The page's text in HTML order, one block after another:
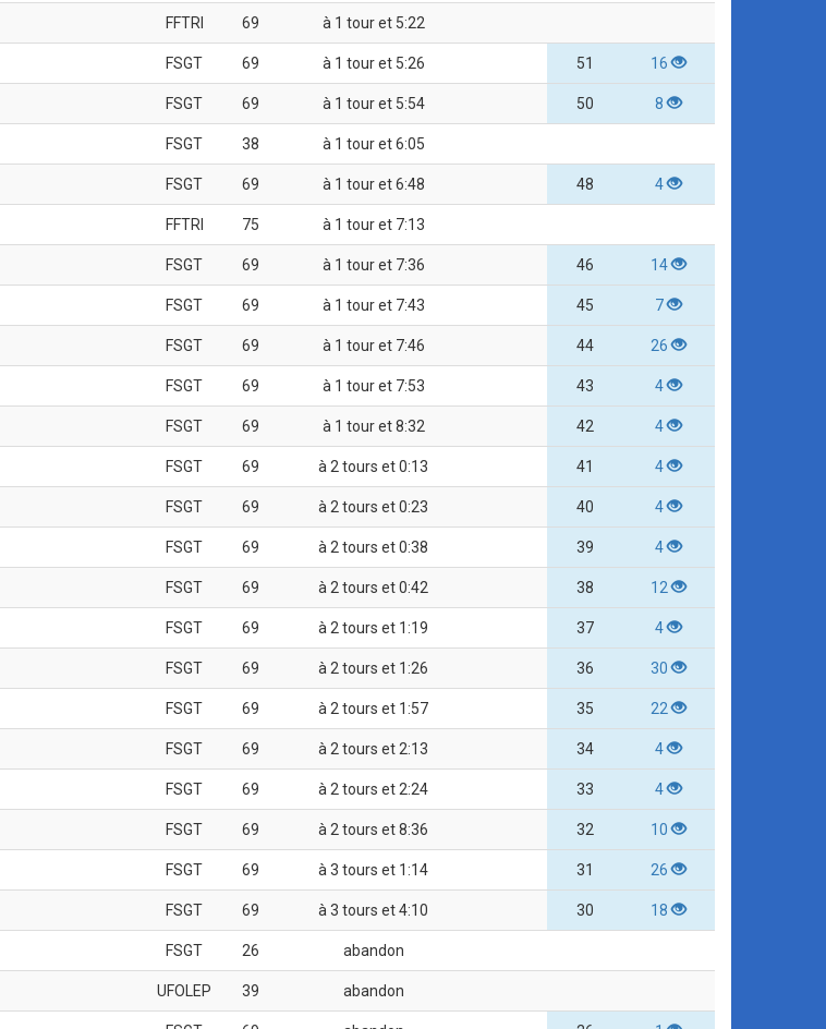
FFTRI 69 à 1 tour et 5:22
FSGT 69 à 1 tour et 5:26 51 16
FSGT 69 à 1 tour et 5:54 50 8
FSGT 38 à 1 tour et 6:05
FSGT 69 à 1 tour et 6:48 48 4
FFTRI 75 à 1 tour et 7:13
FSGT 69 à 1 tour et 7:36 46 14
FSGT 69 à 1 tour et 7:43 45 7
FSGT 69 à 1 tour et 7:46 44 26
FSGT 69 à 1 tour et 7:53 43 4
FSGT 69 à 1 tour et 8:32 42 4
FSGT 69 à 2 tours et 0:13 41 4
FSGT 69 à 2 tours et 0:23 40 4
FSGT 69 à 2 tours et 0:38 39 4
FSGT 69 à 2 tours et 0:42 38 12
FSGT 69 à 2 tours et 1:19 37 4
FSGT 69 à 2 tours et 1:26 36 30
FSGT 69 à 2 tours et 1:57 35 22
FSGT 69 à 2 tours et 2:13 34 4
FSGT 69 à 2 tours et 2:24 33 4
FSGT 69 à 2 tours et 8:36 32 10
FSGT 69 à 3 tours et 1:14 31 26
FSGT 69 à 3 tours et 4:10 30 18
FSGT 26 abandon
UFOLEP 39 abandon